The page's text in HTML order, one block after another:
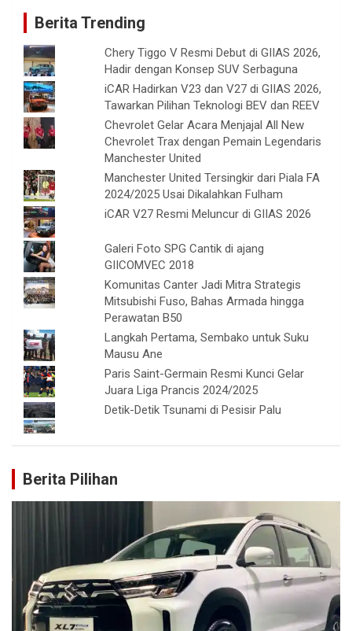
Berita Trending
Chery Tiggo V Resmi Debut di GIIAS 2026,
Hadir dengan Konsep SUV Serbaguna
iCAR Hadirkan V23 dan V27 di GIIAS 2026,
Tawarkan Pilihan Teknologi BEV dan REEV
Chevrolet Gelar Acara Menjajal All New
Chevrolet Trax dengan Pemain Legendaris
Manchester United
Manchester United Tersingkir dari Piala FA
2024/2025 Usai Dikalahkan Fulham
iCAR V27 Resmi Meluncur di GIIAS 2026
Galeri Foto SPG Cantik di ajang
GIICOMVEC 2018
Komunitas Canter Jadi Mitra Strategis
Mitsubishi Fuso, Bahas Armada hingga
Perawatan B50
Langkah Pertama, Sembako untuk Suku
Mausu Ane
Paris Saint-Germain Resmi Kunci Gelar
Juara Liga Prancis 2024/2025
Detik-Detik Tsunami di Pesisir Palu
Berita Pilihan